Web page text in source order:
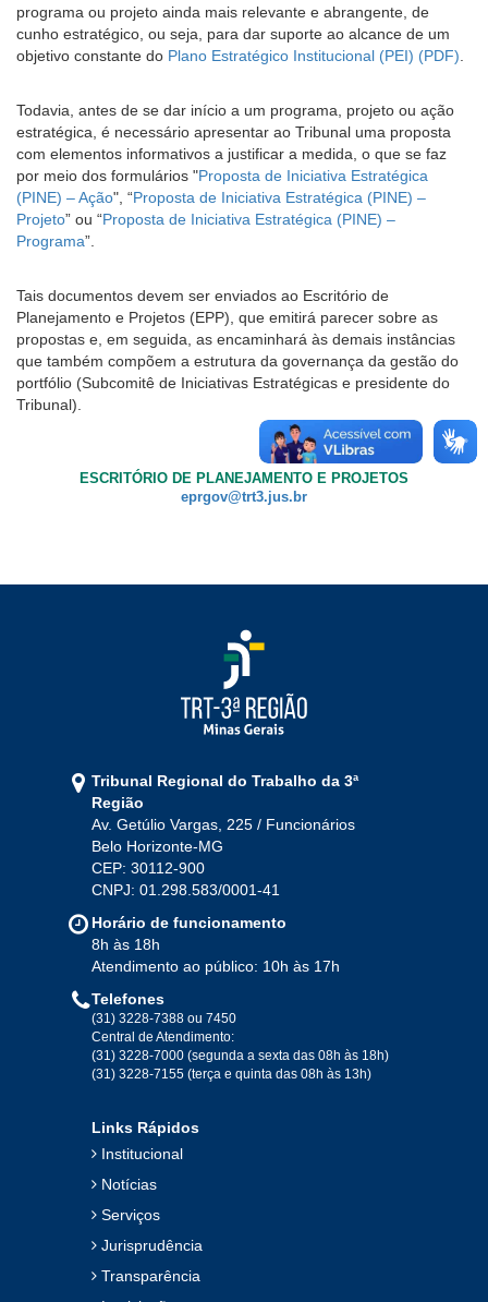
programa ou projeto ainda mais relevante e abrangente, de
cunho estratégico, ou seja, para dar suporte ao alcance de um
objetivo constante do Plano Estratégico Institucional (PEI)
Todavia, antes de se dar início a um programa, projeto ou ação
estratégica, é necessário apresentar ao Tribunal uma proposta
com elementos informativos a justificar a medida, o que se faz
por meio dos formulários "Proposta de Iniciativa Estratégica
(PINE) – Ação", “Proposta de Iniciativa Estratégica (PINE) –
Projeto” ou “Proposta de Iniciativa Estratégica (PINE) –
Programa”.
Tais documentos devem ser enviados ao Escritório de
Planejamento e Projetos (EPP), que emitirá parecer sobre as
propostas e, em seguida, as encaminhará às demais instâncias
que também compõem a estrutura da governança da gestão do
portfólio (Subcomitê de Iniciativas Estratégicas e presidente do
Tribunal).
ESCRITÓRIO DE PLANEJAMENTO E PROJETOS
eprgov@trt3.jus.br
Tribunal Regional do Trabalho da 3ª
Região
Av. Getúlio Vargas, 225 / Funcionários
Belo Horizonte-MG
CEP: 30112-900
CNPJ: 01.298.583/0001-41
Horário de funcionamento
8h às 18h
Atendimento ao público: 10h às 17h
Telefones
(31) 3228-7388 ou 7450
Central de Atendimento:
(31) 3228-7000 (segunda a sexta das 08h às 18h)
(31) 3228-7155 (terça e quinta das 08h às 13h)
Links Rápidos
Institucional
Notícias
Serviços
Jurisprudência
Transparência